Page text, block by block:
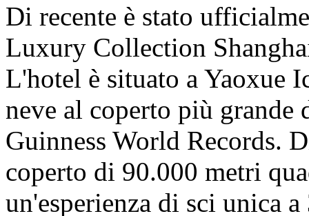
Di recente è stato
Luxury Collection
L'hotel è situato a Yaoxue
neve al coperto più
Guinness World Records.
coperto di 90.000 metri
un'esperienza di sci unica